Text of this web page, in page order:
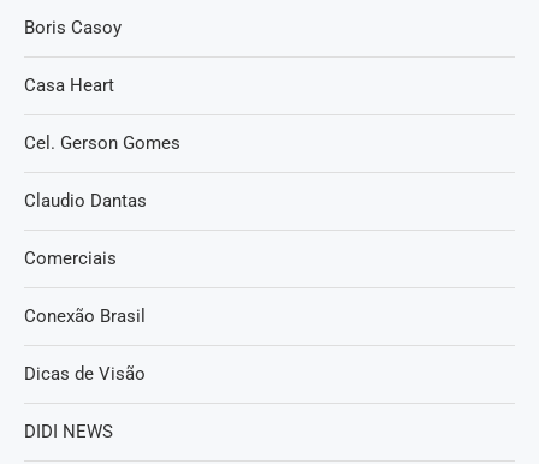
Boris Casoy
Casa Heart
Cel. Gerson Gomes
Claudio Dantas
Comerciais
Conexão Brasil
Dicas de Visão
DIDI NEWS